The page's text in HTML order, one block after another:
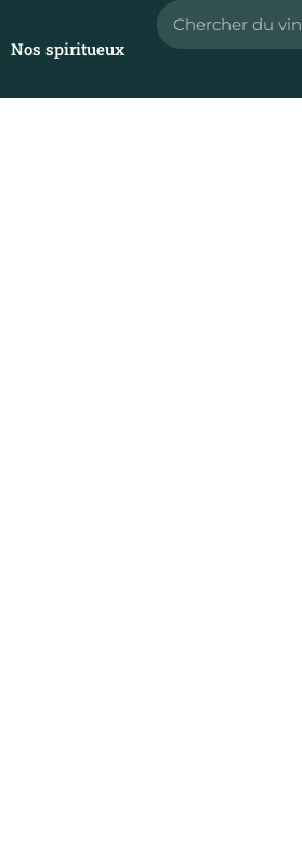
Nos spiritueux